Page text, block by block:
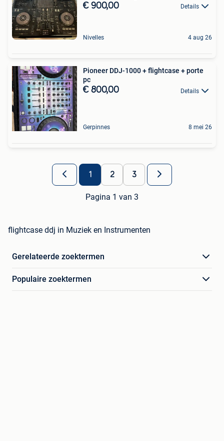
€ 900,00 Details
Nivelles 4 aug 26
Pioneer DDJ-1000 + flightcase + porte
pc
€ 800,00 Details
Gerpinnes 8 mei 26
1 2 3
Pagina 1 van 3
flightcase ddj in Muziek en Instrumenten
Gerelateerde zoektermen
Populaire zoektermen